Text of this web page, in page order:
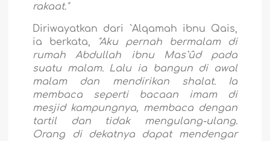
rakaat."
Diriwayatkan dari `Alqamah ibnu Qais,
ia berkata,
"Aku pernah bermalam di
rumah Abdullah ibnu Mas`ûd pada
suatu malam. Lalu ia bangun di awal
malam dan mendirikan shalat. Ia
membaca seperti bacaan imam di
mesjid kampungnya, membaca dengan
tartil dan tidak mengulang-ulang.
Orang di dekatnya dapat mendengar